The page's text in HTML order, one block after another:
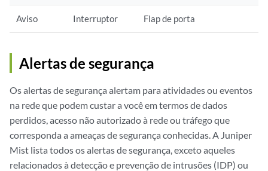
Aviso Interruptor Flap de porta
Alertas de segurança
Os alertas de segurança alertam para atividades ou eventos
na rede que podem custar a você em termos de dados
perdidos, acesso não autorizado à rede ou tráfego que
corresponda a ameaças de segurança conhecidas. A Juniper
Mist lista todos os alertas de segurança, exceto aqueles
relacionados à detecção e prevenção de intrusões (IDP) ou